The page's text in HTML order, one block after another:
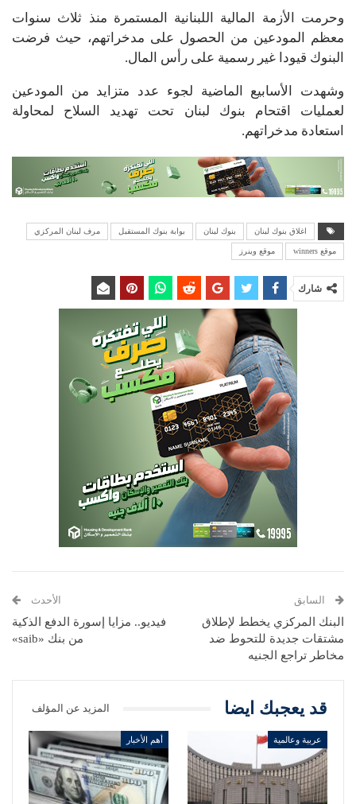
وحرمت الأزمة المالية اللبنانية المستمرة منذ ثلاث سنوات
معظم المودعين من الحصول على مدخراتهم، حيث فرضت
البنوك قيودا غير رسمية على رأس المال.
وشهدت الأسابيع الماضية لجوء عدد متزايد من المودعين
لعمليات اقتحام بنوك لبنان تحت تهديد السلاح لمحاولة
استعادة مدخراتهم.
اغلاق بنوك لبنان بنوك لبنان بوابة بنوك المستقبل مرف لبنان المركزي
موقع winners موقع وينرز
شارك
السابق
البنك المركزي يخطط لإطلاق
مشتقات جديدة للتحوط ضد
مخاطر تراجع الجنيه
الأحدث
فيديو.. مزايا إسورة الدفع الذكية
من بنك «saib»
قد يعجبك ايضا المزيد عن المؤلف
عربية وعالمية أهم الأخبار